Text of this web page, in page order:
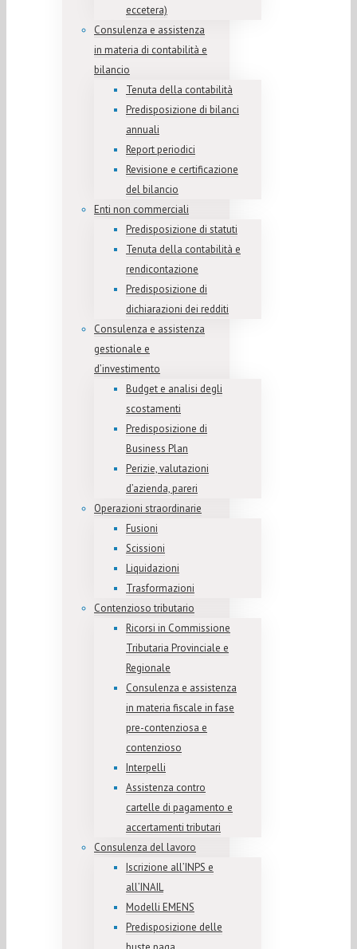
eccetera)
Consulenza e assistenza
in materia di contabilità e
bilancio
Tenuta della contabilità
Predisposizione di bilanci
annuali
Report periodici
Revisione e certificazione
del bilancio
Enti non commerciali
Predisposizione di statuti
Tenuta della contabilità e
rendicontazione
Predisposizione di
dichiarazioni dei redditi
Consulenza e assistenza
gestionale e
d’investimento
Budget e analisi degli
scostamenti
Predisposizione di
Business Plan
Perizie, valutazioni
d’azienda, pareri
Operazioni straordinarie
Fusioni
Scissioni
Liquidazioni
Trasformazioni
Contenzioso tributario
Ricorsi in Commissione
Tributaria Provinciale e
Regionale
Consulenza e assistenza
in materia fiscale in fase
pre-contenziosa e
contenzioso
Interpelli
Assistenza contro
cartelle di pagamento e
accertamenti tributari
Consulenza del lavoro
Iscrizione all’INPS e
all’INAIL
Modelli EMENS
Predisposizione delle